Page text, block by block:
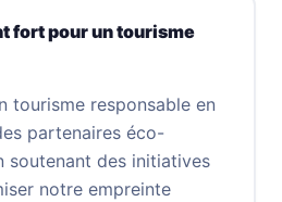
fort pour un tourisme
tourisme responsable en
partenaires éco-
soutenant des initiatives
notre empreinte